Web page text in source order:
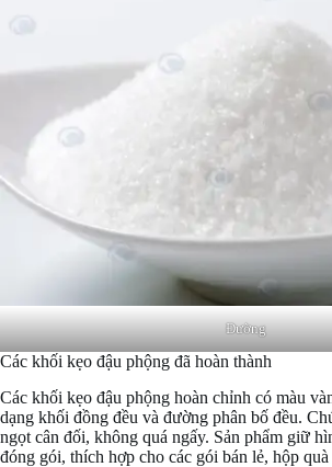
Đường
Các khối kẹo đậu phộng đã hoàn thành
Các khối kẹo đậu phộng hoàn chỉnh có màu
dạng khối đồng đều và đường phân bố đều.
ngọt cân đối, không quá ngấy. Sản phẩm giữ
đóng gói, thích hợp cho các gói bán lẻ, hộp